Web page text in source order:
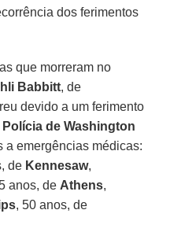
dos ferimentos
que morreram no
Babbitt, de
devido a um ferimento
de Washington
a emergências médicas:
de Kennesaw,
anos, de Athens,
, 50 anos, de